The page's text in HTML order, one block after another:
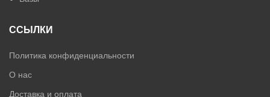
ССЫЛКИ
Политика конфиденциальности
О нас
Доставка и оплата